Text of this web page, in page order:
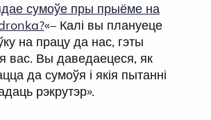
сумоўе пры прыёме на
«– Калі вы плануеце
на працу да нас, гэты
вас. Вы даведаецеся, як
да сумоўя і якія пытанні
рэкрутэр».